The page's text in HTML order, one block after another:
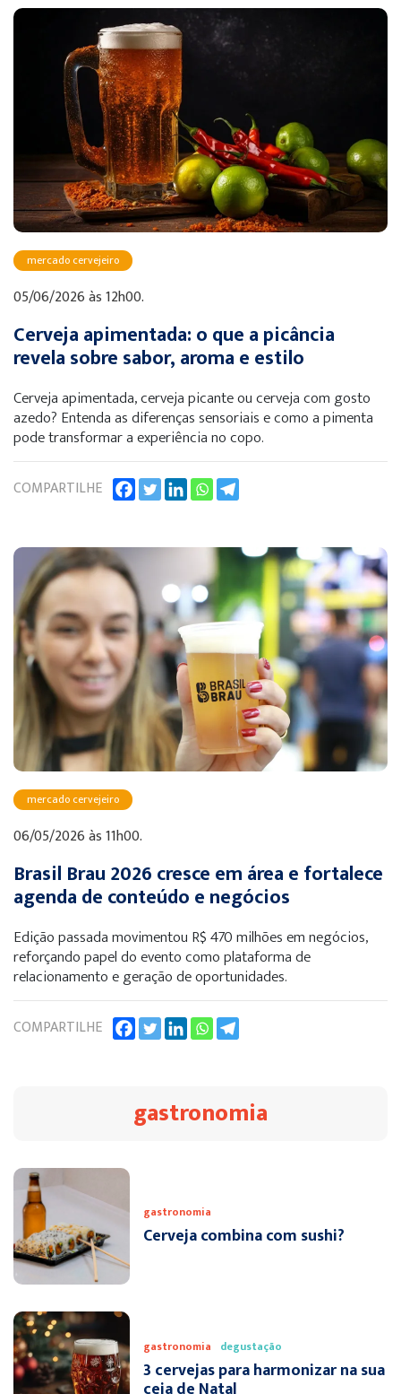
mercado cervejeiro
05/06/2026 às 12h00.
Cerveja apimentada: o que a picância
revela sobre sabor, aroma e estilo
Cerveja apimentada, cerveja picante ou cerveja com gosto
azedo? Entenda as diferenças sensoriais e como a pimenta
pode transformar a experiência no copo.
COMPARTILHE
mercado cervejeiro
06/05/2026 às 11h00.
Brasil Brau 2026 cresce em área e fortalece
agenda de conteúdo e negócios
Edição passada movimentou R$ 470 milhões em negócios,
reforçando papel do evento como plataforma de
relacionamento e geração de oportunidades.
COMPARTILHE
gastronomia
gastronomia
Cerveja combina com sushi?
gastronomia degustação
3 cervejas para harmonizar na sua